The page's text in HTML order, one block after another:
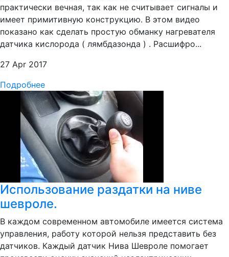
практически вечная, так как не считывает сигналы и
имеет примитивную конструкцию. В этом видео
показано как сделать простую обманку нагревателя
датчика кислорода ( лямбдазонда ) . Расшифро...
27 Apr 2017
Подробнее
Использование раздатки на ниве
шевроле.
В каждом современном автомобиле имеется система
управления, работу которой нельзя представить без
датчиков. Каждый датчик Нива Шевроле помогает